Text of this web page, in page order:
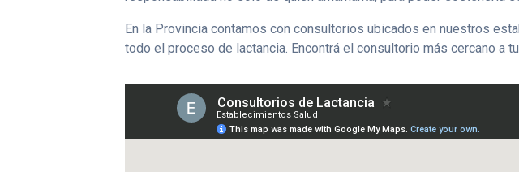
En la Provincia contamos con consultorios ubicados en nuestros
todo el proceso de lactancia. Encontrá el consultorio más cercano a